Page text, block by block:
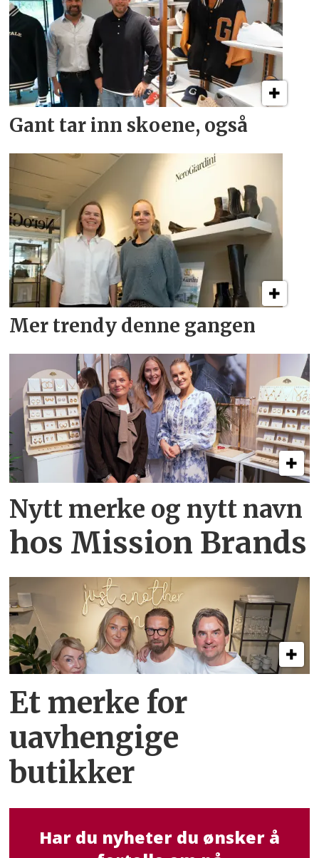
Gant tar inn skoene, også
Mer trendy denne gangen
Nytt merke og nytt navn
hos Mission Brands
Et merke for
uavhengige
butikker
Har du nyheter du ønsker å